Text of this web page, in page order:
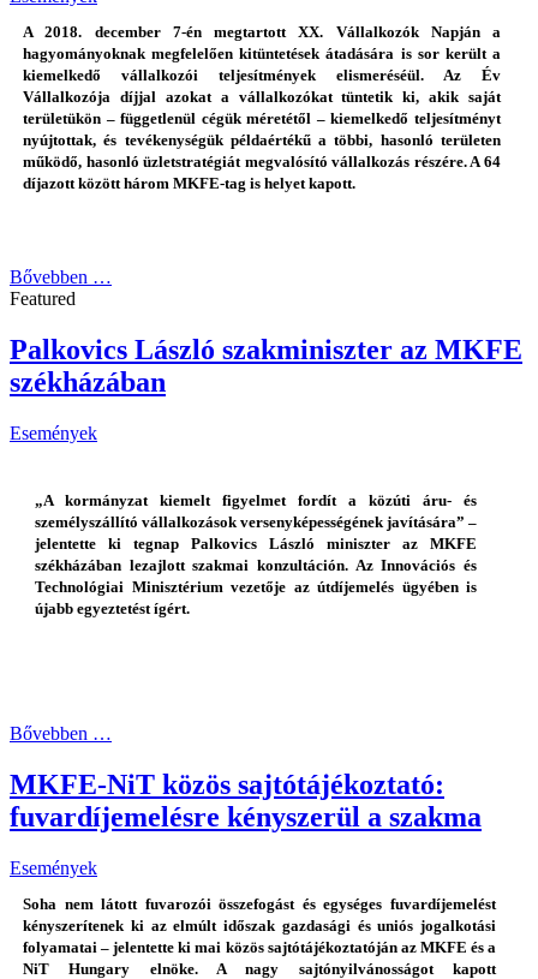
A 2018. december 7-én megtartott XX. Vállalkozók Napján a
hagyományoknak megfelelően kitüntetések átadására is sor került a
kiemelkedő vállalkozói teljesítmények elismeréséül. Az Év
Vállalkozója díjjal azokat a vállalkozókat tüntetik ki, akik saját
területükön – függetlenül cégük méretétől – kiemelkedő teljesítményt
nyújtottak, és tevékenységük példaértékű a többi, hasonló területen
működő, hasonló üzletstratégiát megvalósító vállalkozás részére. A 64
díjazott között három MKFE-tag is helyet kapott.
Bővebben …
Featured
Palkovics László szakminiszter az MKFE
székházában
Események
„A kormányzat kiemelt figyelmet fordít a közúti áru- és
személyszállító vállalkozások versenyképességének javítására” –
jelentette ki tegnap Palkovics László miniszter az MKFE
székházában lezajlott szakmai konzultáción. Az Innovációs és
Technológiai Minisztérium vezetője az útdíjemelés ügyében is
újabb egyeztetést ígért.
Bővebben …
MKFE-NiT közös sajtótájékoztató:
fuvardíjemelésre kényszerül a szakma
Események
Soha nem látott fuvarozói összefogást és egységes fuvardíjemelést
kényszerítenek ki az elmúlt időszak gazdasági és uniós jogalkotási
folyamatai – jelentette ki mai közös sajtótájékoztatóján az MKFE és a
NiT Hungary elnöke. A nagy sajtónyilvánosságot kapott